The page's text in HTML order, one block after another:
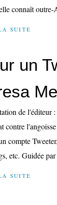
connaît
SUITE
un
de l'éditeur
contre
compte
etc. Guidée
SUITE